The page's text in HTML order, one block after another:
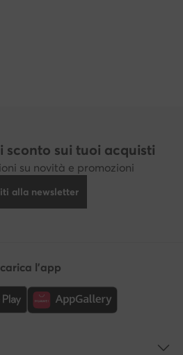
sconto sui tuoi acquisti
su novità e promozioni
alla newsletter
l'app